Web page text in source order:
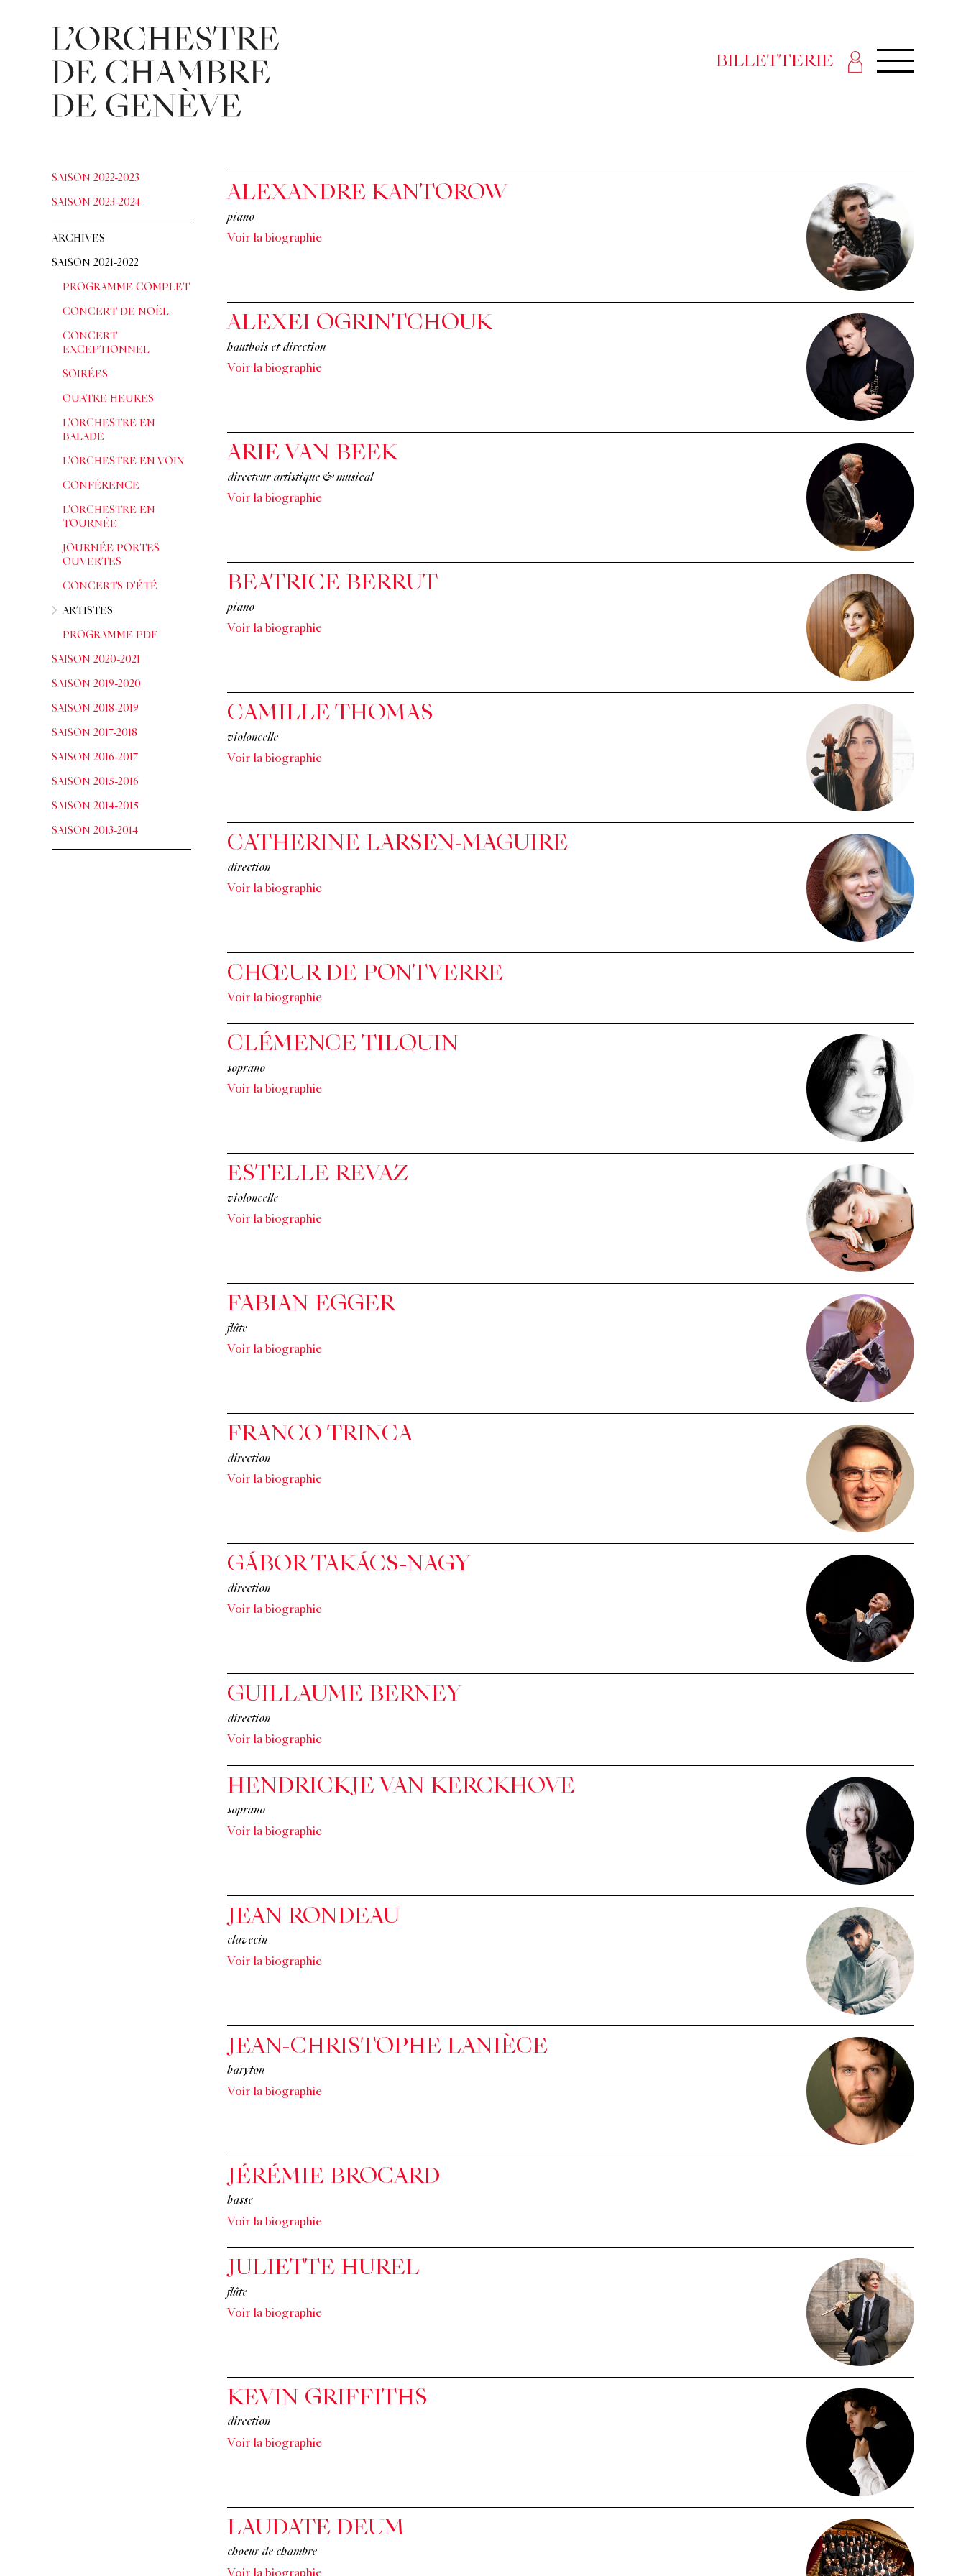
BILLETTERIE
SAISON 2022-2023
SAISON 2023-2024
ARCHIVES
SAISON 2021-2022
PROGRAMME COMPLET
CONCERT DE NOËL
CONCERT
EXCEPTIONNEL
SOIRÉES
QUATRE HEURES
L'ORCHESTRE EN
BALADE
L'ORCHESTRE EN VOIX
CONFÉRENCE
L'ORCHESTRE EN
TOURNÉE
JOURNÉE PORTES
OUVERTES
CONCERTS D'ÉTÉ
ARTISTES
PROGRAMME PDF
SAISON 2020-2021
SAISON 2019-2020
SAISON 2018-2019
SAISON 2017-2018
SAISON 2016-2017
SAISON 2015-2016
SAISON 2014-2015
SAISON 2013-2014
ALEXANDRE KANTOROW
piano
Voir la biographie
ALEXEI OGRINTCHOUK
hautbois et direction
Voir la biographie
ARIE VAN BEEK
directeur artistique & musical
Voir la biographie
BEATRICE BERRUT
piano
Voir la biographie
CAMILLE THOMAS
violoncelle
Voir la biographie
CATHERINE LARSEN-MAGUIRE
direction
Voir la biographie
CHŒUR DE PONTVERRE
Voir la biographie
CLÉMENCE TILQUIN
soprano
Voir la biographie
ESTELLE REVAZ
violoncelle
Voir la biographie
FABIAN EGGER
flûte
Voir la biographie
FRANCO TRINCA
direction
Voir la biographie
GÁBOR TAKÁCS-NAGY
direction
Voir la biographie
GUILLAUME BERNEY
direction
Voir la biographie
HENDRICKJE VAN KERCKHOVE
soprano
Voir la biographie
JEAN RONDEAU
clavecin
Voir la biographie
JEAN-CHRISTOPHE LANIÈCE
baryton
Voir la biographie
JÉRÉMIE BROCARD
basse
Voir la biographie
JULIETTE HUREL
flûte
Voir la biographie
KEVIN GRIFFITHS
direction
Voir la biographie
LAUDATE DEUM
choeur de chambre